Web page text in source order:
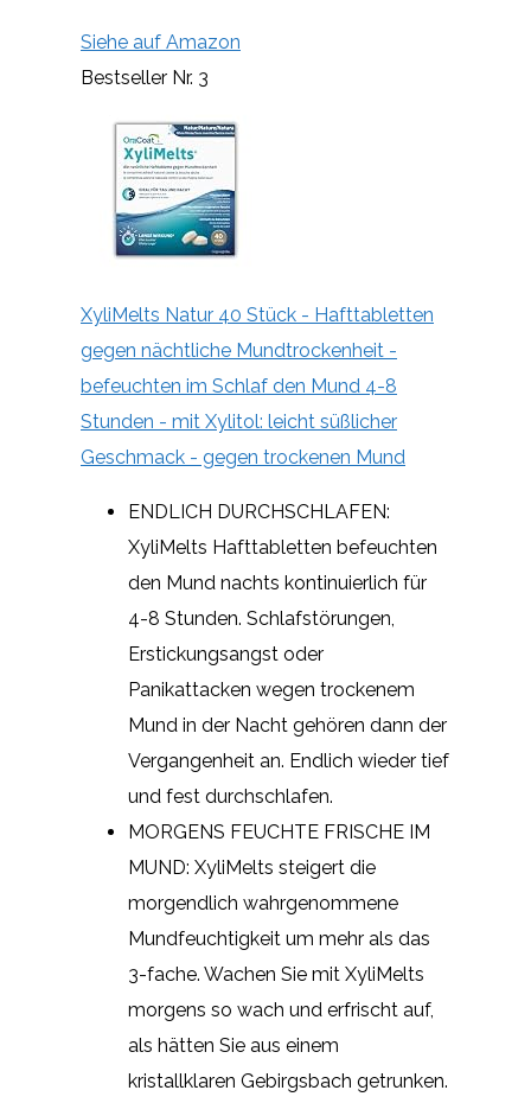
Siehe auf Amazon
Bestseller Nr. 3
XyliMelts Natur 40 Stück - Hafttabletten
gegen nächtliche Mundtrockenheit -
befeuchten im Schlaf den Mund 4-8
Stunden - mit Xylitol: leicht süßlicher
Geschmack - gegen trockenen Mund
ENDLICH DURCHSCHLAFEN:
XyliMelts Hafttabletten befeuchten
den Mund nachts kontinuierlich für
4-8 Stunden. Schlafstörungen,
Erstickungsangst oder
Panikattacken wegen trockenem
Mund in der Nacht gehören dann der
Vergangenheit an. Endlich wieder tief
und fest durchschlafen.
MORGENS FEUCHTE FRISCHE IM
MUND: XyliMelts steigert die
morgendlich wahrgenommene
Mundfeuchtigkeit um mehr als das
3-fache. Wachen Sie mit XyliMelts
morgens so wach und erfrischt auf,
als hätten Sie aus einem
kristallklaren Gebirgsbach getrunken.